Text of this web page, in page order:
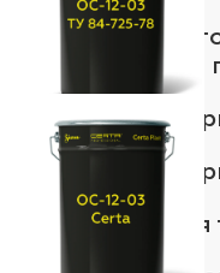
Белая
Серая